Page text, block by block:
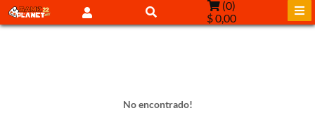
(0)
$ 0,00
No encontrado!